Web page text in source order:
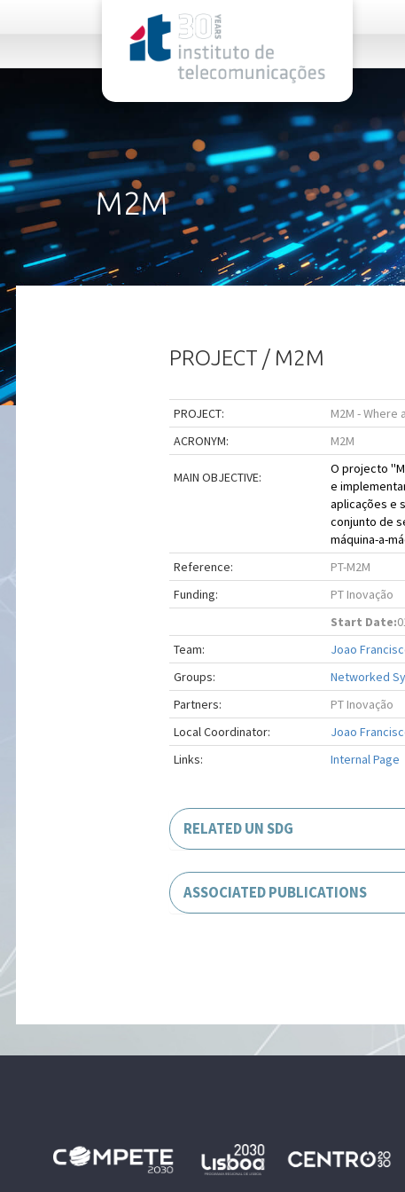
M2M
PROJECT / M2M
PROJECT:
M2M -
ACRONYM:
M2M
MAIN OBJECTIVE:
O projecto
e
aplicações e
conjunto de
máquina-a-
Reference:
PT-M2M
Funding:
PT Inovação
Start Date:
Team:
Joao
Groups:
Networked
Partners:
PT Inovação
Local Coordinator:
Joao
Links:
Internal Page
RELATED UN SDG
ASSOCIATED PUBLICATIONS